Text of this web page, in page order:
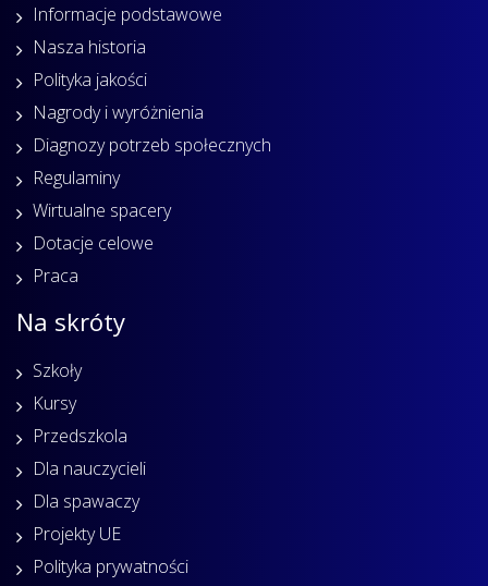
Informacje podstawowe
Nasza historia
Polityka jakości
Nagrody i wyróżnienia
Diagnozy potrzeb społecznych
Regulaminy
Wirtualne spacery
Dotacje celowe
Praca
Na skróty
Szkoły
Kursy
Przedszkola
Dla nauczycieli
Dla spawaczy
Projekty UE
Polityka prywatności